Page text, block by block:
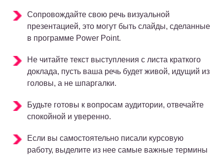
Сопровождайте свою речь визуальной
презентацией, это могут быть слайды, сделанные
в программе Power Point.
Не читайте текст выступления с листа краткого
доклада, пусть ваша речь будет живой, идущий из
головы, а не шпаргалки.
Будьте готовы к вопросам аудитории, отвечайте
спокойной и уверенно.
Если вы самостоятельно писали курсовую
работу, выделите из нее самые важные термины